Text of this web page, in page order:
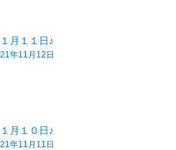
月１１日♪
年11月12日
月１０日♪
年11月11日